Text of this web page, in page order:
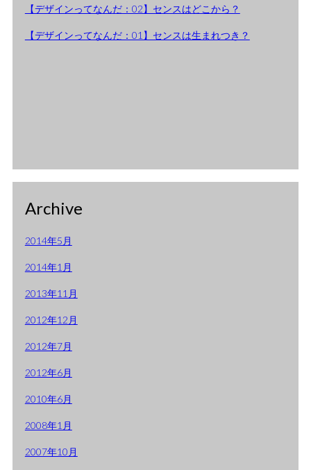
【デザインってなんだ：02】センスはどこから？
【デザインってなんだ：01】センスは生まれつき？
Archive
2014年5月
2014年1月
2013年11月
2012年12月
2012年7月
2012年6月
2010年6月
2008年1月
2007年10月